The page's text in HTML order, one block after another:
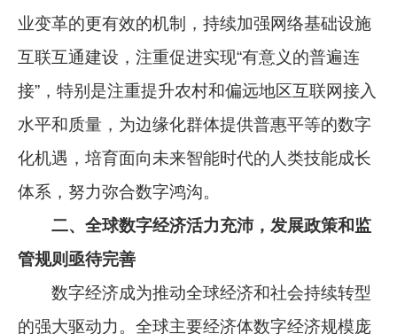
业变革的更有效的机制，持续加强网络基础设施
互联互通建设，注重促进实现“有意义的普遍连
接”，特别是注重提升农村和偏远地区互联网接入
水平和质量，为边缘化群体提供普惠平等的数字
化机遇，培育面向未来智能时代的人类技能成长
体系，努力弥合数字鸿沟。
二、全球数字经济活力充沛，发展政策和监
管规则亟待完善
数字经济成为推动全球经济和社会持续转型
的强大驱动力。全球主要经济体数字经济规模庞